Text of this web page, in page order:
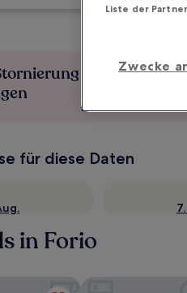
bei
für diese Daten
in Forio
Liste der
Zwecke